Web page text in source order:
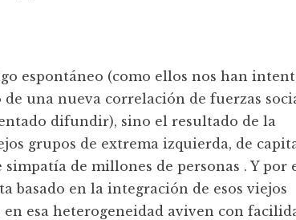
espontáneo (como ellos nos han
una nueva correlación de fuerzas
difundir), sino el resultado de la
grupos de extrema izquierda, de
de millones de personas . Y por
basado en la integración de esos viejos
esa heterogeneidad aviven con